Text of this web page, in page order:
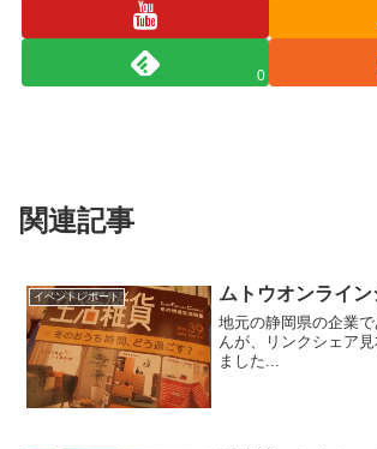
0
関連記事
イベントレポート ムトウオンライ
地元の静岡県の企業
んが、リンクシェア
ました...